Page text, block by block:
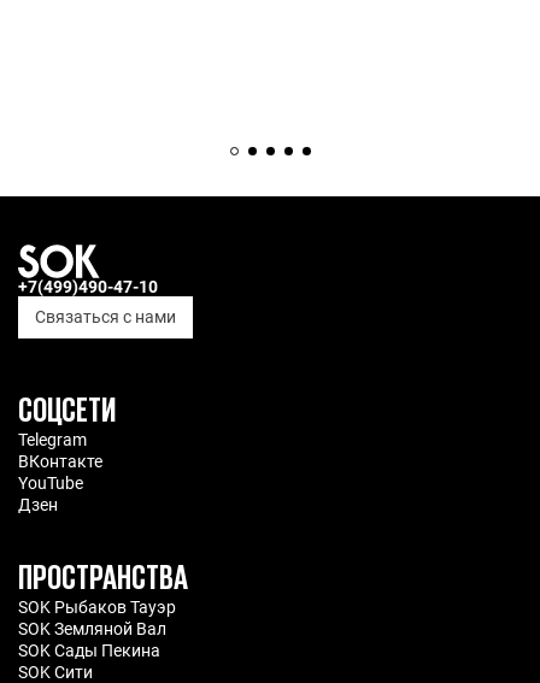
+7(499)490-47-10
Связаться с нами
СОЦСЕТИ
Telegram
ВКонтакте
YouTube
Дзен
ПРОСТРАНСТВА
SOK Рыбаков Тауэр
SOK Земляной Вал
SOK Сады Пекина
SOK Сити